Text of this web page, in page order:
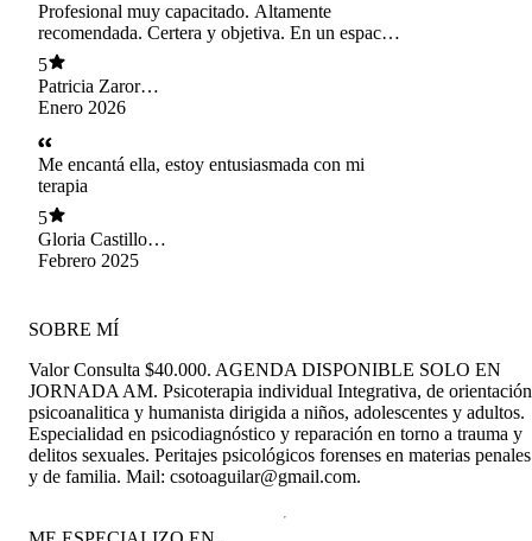
Profesional muy capacitado. Altamente
recomendada. Certera y objetiva. En un espacio
con entorno acogedor y adecuado
5
Patricia Zaror
Medina
Enero 2026
Me encantá ella, estoy entusiasmada con mi
terapia
5
Gloria Castillo
Valdés
Febrero 2025
SOBRE MÍ
Valor Consulta $40.000. AGENDA DISPONIBLE SOLO EN
JORNADA AM. Psicoterapia individual Integrativa, de orientación
psicoanalitica y humanista dirigida a niños, adolescentes y adultos.
Especialidad en psicodiagnóstico y reparación en torno a trauma y
delitos sexuales. Peritajes psicológicos forenses en materias penales
y de familia. Mail: csotoaguilar@gmail.com.